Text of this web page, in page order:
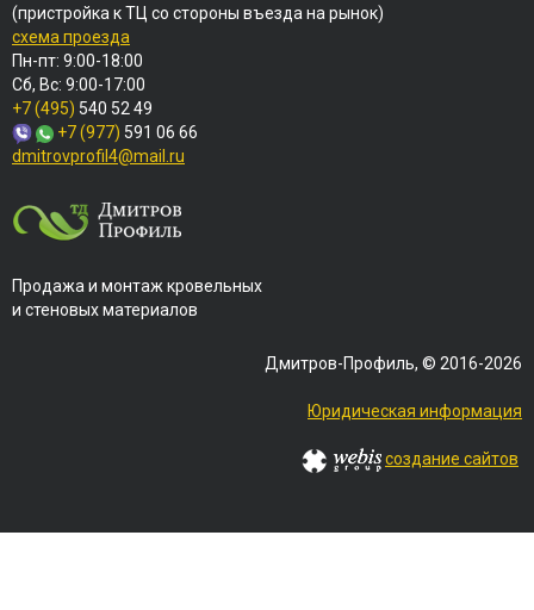
(пристройка к ТЦ со стороны въезда на рынок)
схема проезда
Пн-пт: 9:00-18:00
Сб, Вс: 9:00-17:00
+7 (495) 540 52 49
+7 (977) 591 06 66
dmitrovprofil4@mail.ru
Продажа и монтаж кровельных
и стеновых материалов
Дмитров-Профиль, © 2016-2026
Юридическая информация
создание сайтов